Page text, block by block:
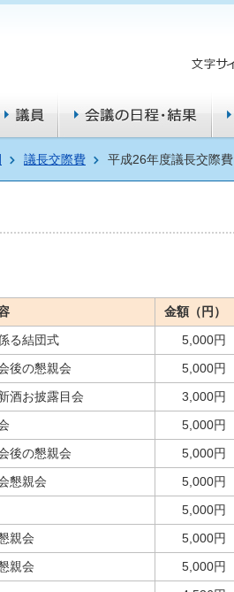
議長交際費 平成26年度議長交際費
金額（円）
る結団式
5,000円
後の懇親会
5,000円
酒お披露目会
3,000円
5,000円
後の懇親会
5,000円
懇親会
5,000円
5,000円
親会
5,000円
親会
5,000円